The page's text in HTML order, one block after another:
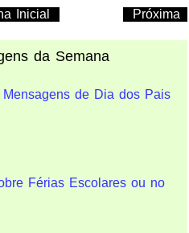
Próxima
Inicial
da Semana
Mensagens de Dia dos Pais
Férias Escolares ou no